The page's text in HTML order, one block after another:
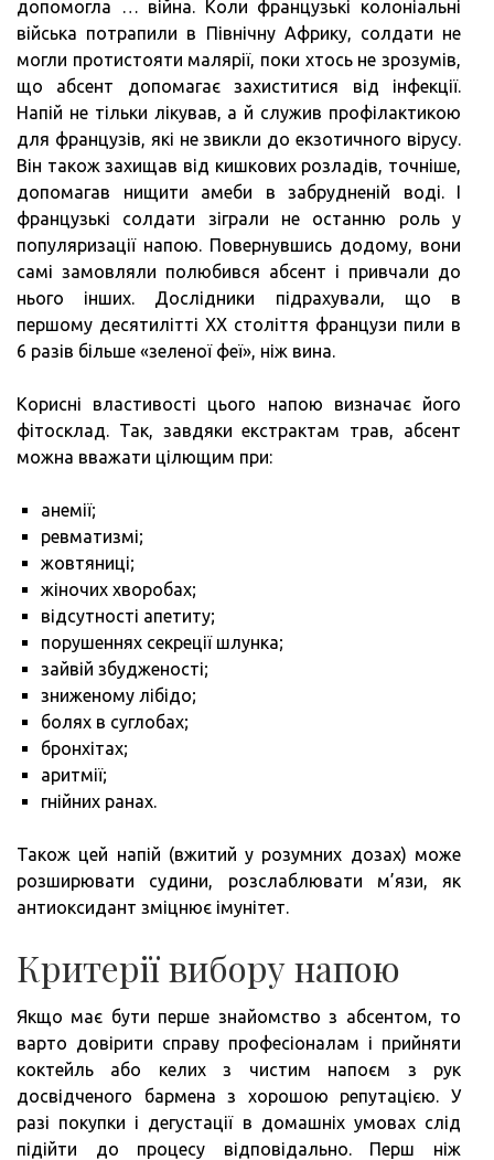
допомогла … війна. Коли французькі колоніальні
війська потрапили в Північну Африку, солдати не
могли протистояти малярії, поки хтось не зрозумів,
що абсент допомагає захиститися від інфекції.
Напій не тільки лікував, а й служив профілактикою
для французів, які не звикли до екзотичного вірусу.
Він також захищав від кишкових розладів, точніше,
допомагав нищити амеби в забрудненій воді. І
французькі солдати зіграли не останню роль у
популяризації напою. Повернувшись додому, вони
самі замовляли полюбився абсент і привчали до
нього інших. Дослідники підрахували, що в
першому десятилітті ХХ століття французи пили в
6 разів більше «зеленої феї», ніж вина.
Корисні властивості цього напою визначає його
фітосклад. Так, завдяки екстрактам трав, абсент
можна вважати цілющим при:
анемії;
ревматизмі;
жовтяниці;
жіночих хворобах;
відсутності апетиту;
порушеннях секреції шлунка;
зайвій збудженості;
зниженому лібідо;
болях в суглобах;
бронхітах;
аритмії;
гнійних ранах.
Також цей напій (вжитий у розумних дозах) може
розширювати судини, розслаблювати м’язи, як
антиоксидант зміцнює імунітет.
Критерії вибору напою
Якщо має бути перше знайомство з абсентом, то
варто довірити справу професіоналам і прийняти
коктейль або келих з чистим напоєм з рук
досвідченого бармена з хорошою репутацією. У
разі покупки і дегустації в домашніх умовах слід
підійти до процесу відповідально. Перш ніж